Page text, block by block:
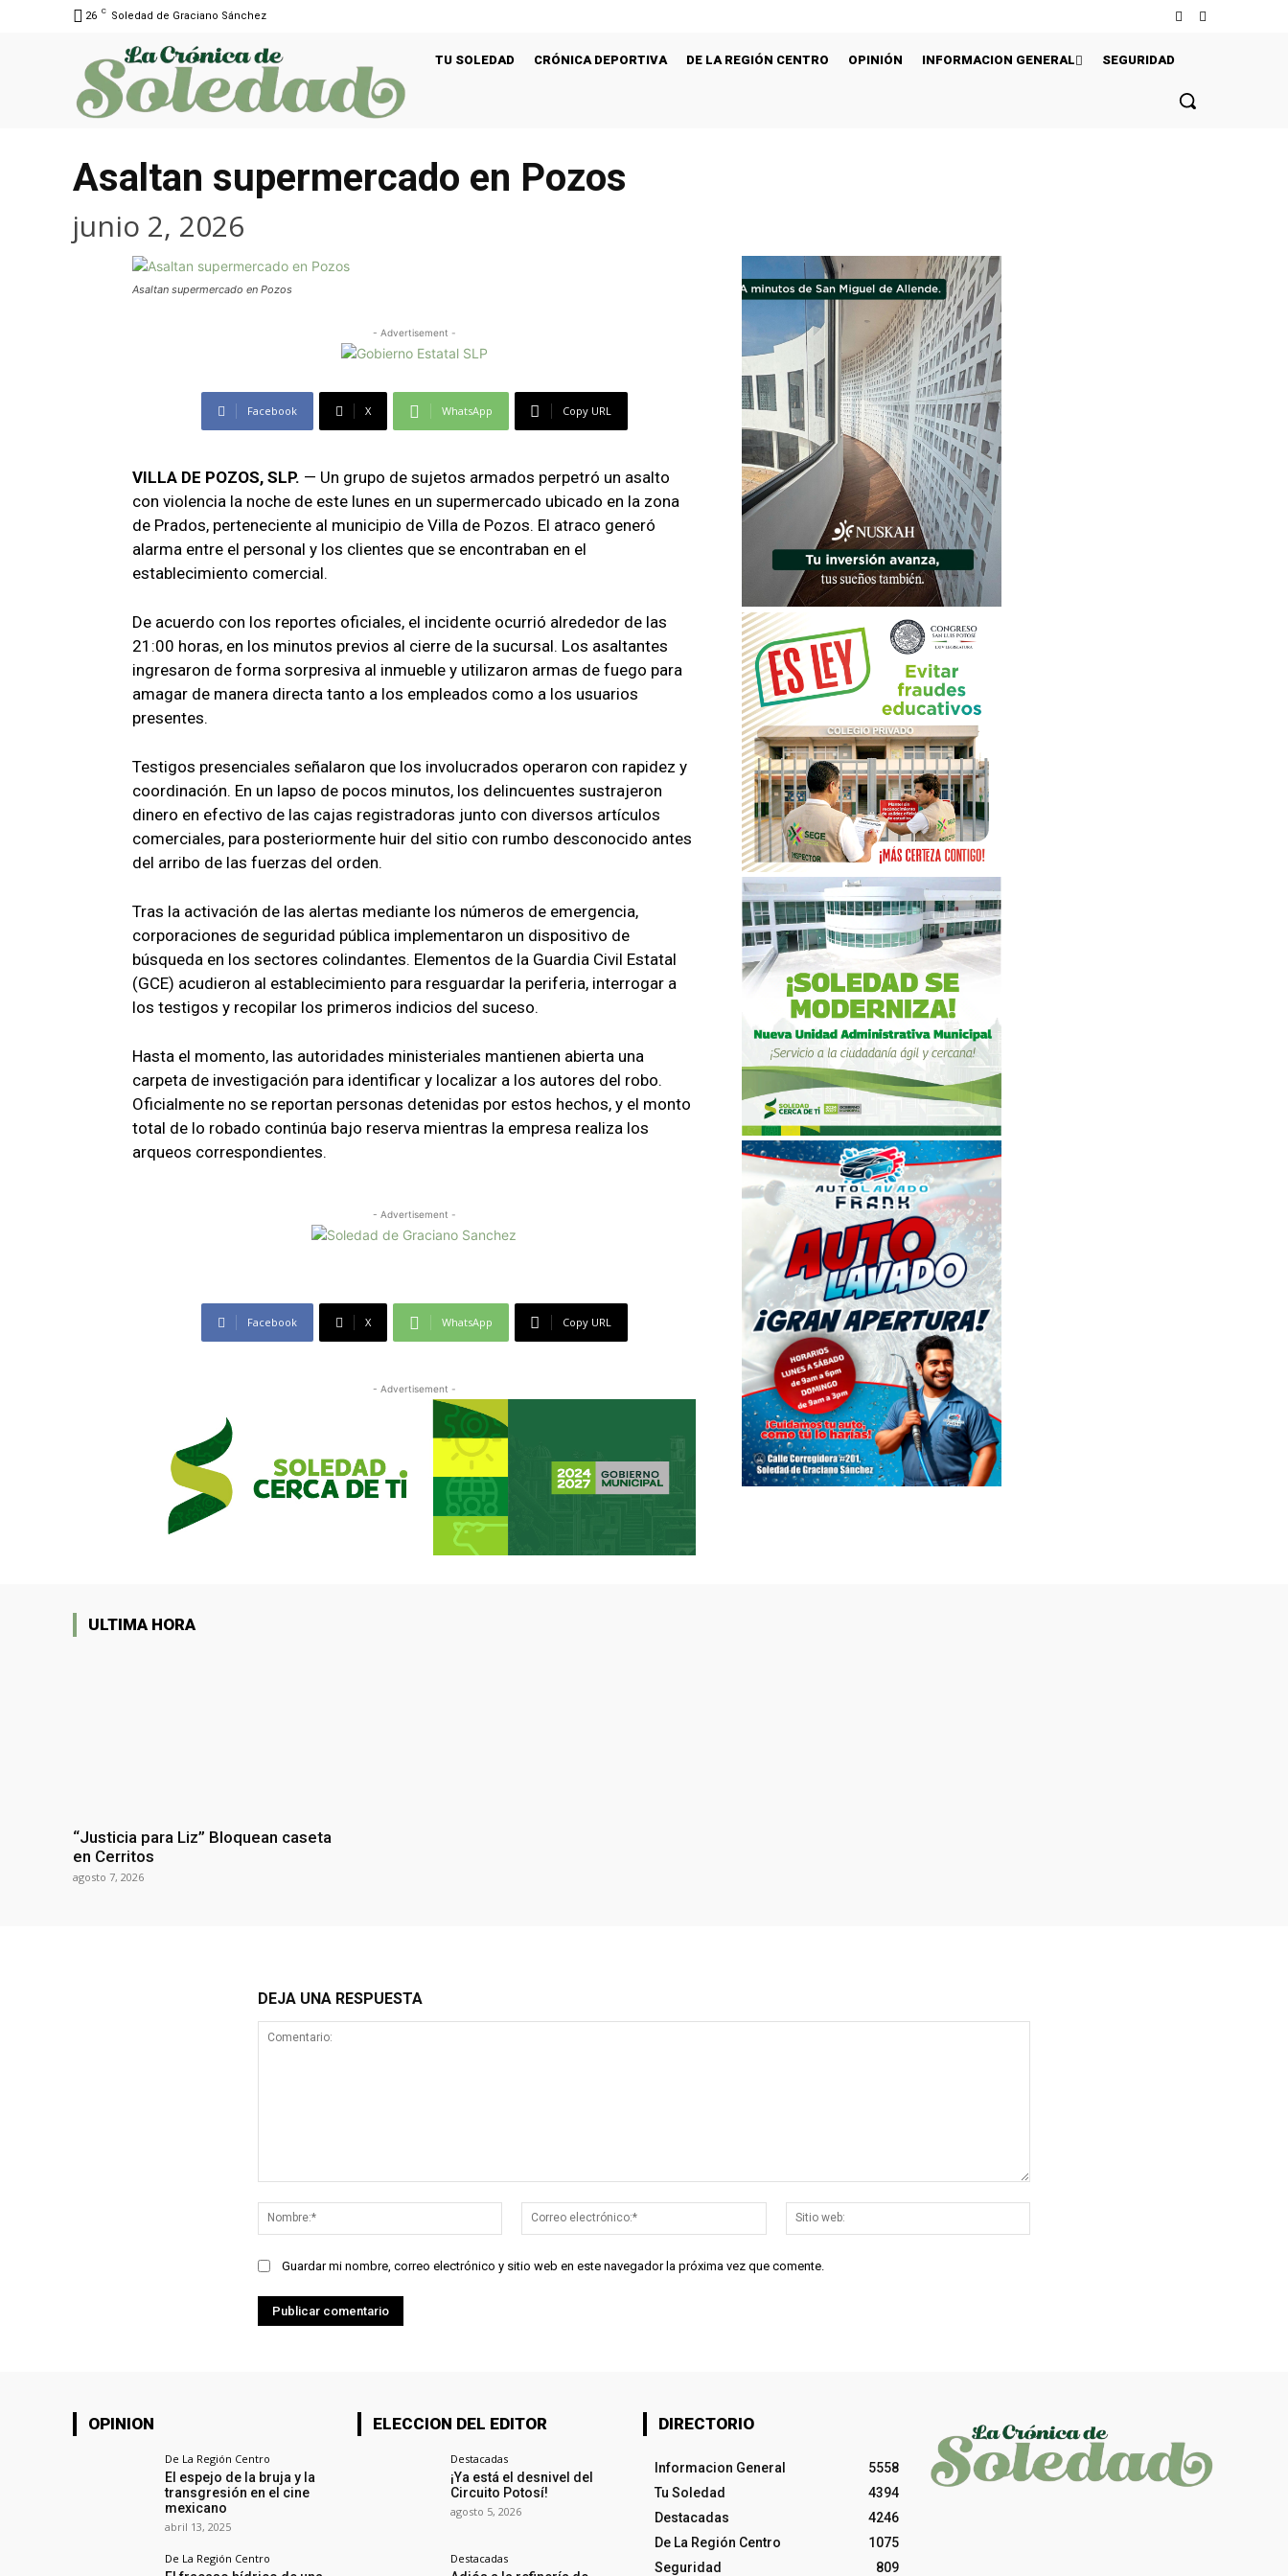
26 C Soledad de Graciano Sánchez
TU SOLEDAD CRÓNICA DEPORTIVA DE LA REGIÓN CENTRO OPINIÓN INFORMACION GENERAL SEGURIDAD
Asaltan supermercado en Pozos
junio 2, 2026
Asaltan supermercado en Pozos
- Advertisement -
Facebook X WhatsApp Copy URL
VILLA DE POZOS, SLP. — Un grupo de sujetos armados perpetró un asalto
con violencia la noche de este lunes en un supermercado ubicado en la zona
de Prados, perteneciente al municipio de Villa de Pozos. El atraco generó
alarma entre el personal y los clientes que se encontraban en el
establecimiento comercial.
De acuerdo con los reportes oficiales, el incidente ocurrió alrededor de las
21:00 horas, en los minutos previos al cierre de la sucursal. Los asaltantes
ingresaron de forma sorpresiva al inmueble y utilizaron armas de fuego para
amagar de manera directa tanto a los empleados como a los usuarios
presentes.
Testigos presenciales señalaron que los involucrados operaron con rapidez y
coordinación. En un lapso de pocos minutos, los delincuentes sustrajeron
dinero en efectivo de las cajas registradoras junto con diversos artículos
comerciales, para posteriormente huir del sitio con rumbo desconocido antes
del arribo de las fuerzas del orden.
Tras la activación de las alertas mediante los números de emergencia,
corporaciones de seguridad pública implementaron un dispositivo de
búsqueda en los sectores colindantes. Elementos de la Guardia Civil Estatal
(GCE) acudieron al establecimiento para resguardar la periferia, interrogar a
los testigos y recopilar los primeros indicios del suceso.
Hasta el momento, las autoridades ministeriales mantienen abierta una
carpeta de investigación para identificar y localizar a los autores del robo.
Oficialmente no se reportan personas detenidas por estos hechos, y el monto
total de lo robado continúa bajo reserva mientras la empresa realiza los
arqueos correspondientes.
- Advertisement -
Facebook X WhatsApp Copy URL
- Advertisement -
ULTIMA HORA
“Justicia para Liz” Bloquean caseta
en Cerritos
agosto 7, 2026
DEJA UNA RESPUESTA
Nombre:*
Correo
electrónico:*
web:
Guardar mi nombre, correo electrónico y sitio web en este navegador la próxima vez que comente.
OPINION
De La Región Centro
El espejo de la bruja y la
transgresión en el cine
mexicano
abril 13, 2025
De La Región Centro
ELECCION DEL EDITOR
Destacadas
¡Ya está el desnivel del
Circuito Potosí!
agosto 5, 2026
Destacadas
DIRECTORIO
Informacion General
5558
Tu Soledad
4394
Destacadas
4246
De La Región Centro
1075
Seguridad
809